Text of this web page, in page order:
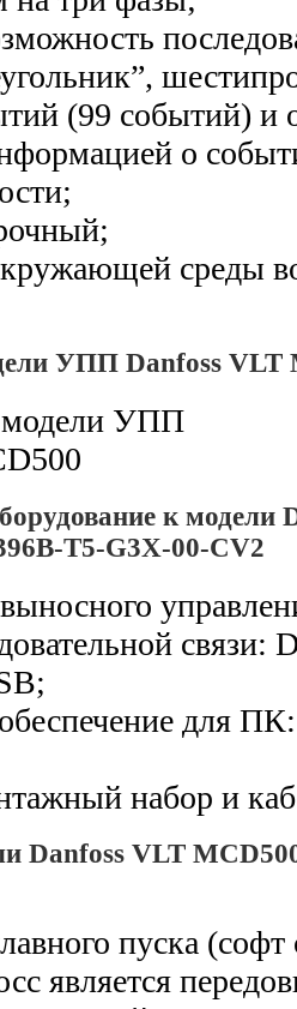
(99 событий) и
о
среды
УПП Danfoss VLT
к модели
T5-G3X-00-CV2
связи:
для
набор и
Danfoss VLT
пуска (софт
является